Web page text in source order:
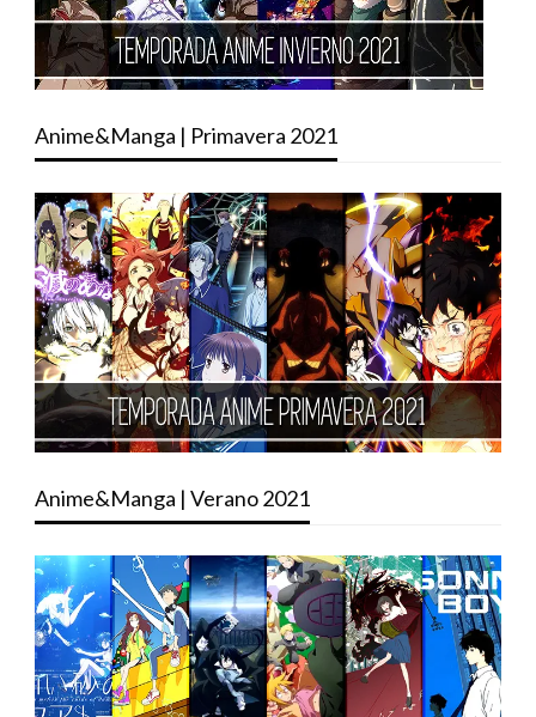
Anime&Manga | Primavera 2021
Anime&Manga | Verano 2021